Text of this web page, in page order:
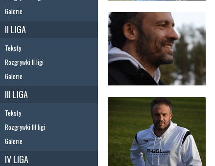
Galerie
II LIGA
Teksty
Rozgrywki II ligi
Galerie
III LIGA
Teksty
Rozgrywki III ligi
Galerie
IV LIGA